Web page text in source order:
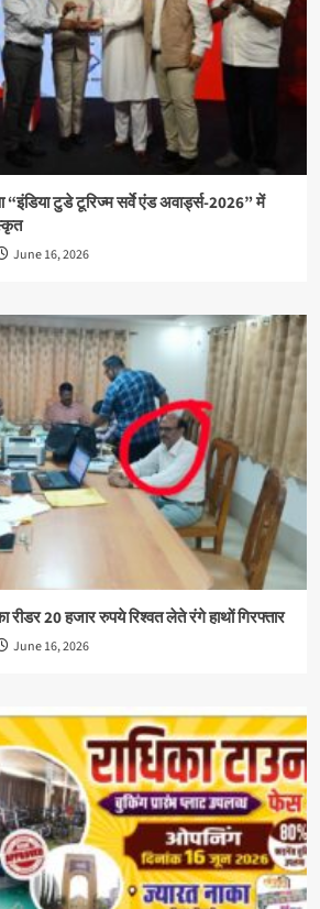
“इंडिया टुडे टूरिज्म सर्वे एंड अवार्ड्स-2026” में
June 16, 2026
रीडर 20 हजार रुपये रिश्वत लेते रंगे हाथों गिरफ्तार
June 16, 2026